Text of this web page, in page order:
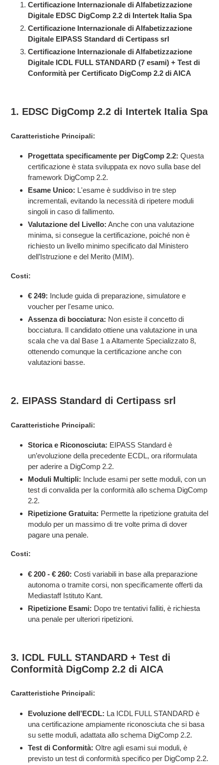
Certificazione Internazionale di Alfabetizzazione
Digitale EDSC DigComp 2.2 di Intertek Italia Spa
Certificazione Internazionale di Alfabetizzazione
Digitale EIPASS Standard di Certipass srl
Certificazione Internazionale di Alfabetizzazione
Digitale ICDL FULL STANDARD (7 esami) + Test di
Conformità per Certificato DigComp 2.2 di AICA
1. EDSC DigComp 2.2 di Intertek Italia Spa
Caratteristiche Principali:
Progettata specificamente per DigComp 2.2: Questa
certificazione è stata sviluppata ex novo sulla base del
framework DigComp 2.2.
Esame Unico: L'esame è suddiviso in tre step
incrementali, evitando la necessità di ripetere moduli
singoli in caso di fallimento.
Valutazione del Livello: Anche con una valutazione
minima, si consegue la certificazione, poiché non è
richiesto un livello minimo specificato dal Ministero
dell’Istruzione e del Merito (MIM).
Costi:
€ 249: Include guida di preparazione, simulatore e
voucher per l'esame unico.
Assenza di bocciatura: Non esiste il concetto di
bocciatura. Il candidato ottiene una valutazione in una
scala che va dal Base 1 a Altamente Specializzato 8,
ottenendo comunque la certificazione anche con
valutazioni basse.
2. EIPASS Standard di Certipass srl
Caratteristiche Principali:
Storica e Riconosciuta: EIPASS Standard è
un’evoluzione della precedente ECDL, ora riformulata
per aderire a DigComp 2.2.
Moduli Multipli: Include esami per sette moduli, con un
test di convalida per la conformità allo schema DigComp
2.2.
Ripetizione Gratuita: Permette la ripetizione gratuita del
modulo per un massimo di tre volte prima di dover
pagare una penale.
Costi:
€ 200 - € 260: Costi variabili in base alla preparazione
autonoma o tramite corsi, non specificamente offerti da
Mediastaff Istituto Kant.
Ripetizione Esami: Dopo tre tentativi falliti, è richiesta
una penale per ulteriori ripetizioni.
3. ICDL FULL STANDARD + Test di
Conformità DigComp 2.2 di AICA
Caratteristiche Principali:
Evoluzione dell’ECDL: La ICDL FULL STANDARD è
una certificazione ampiamente riconosciuta che si basa
su sette moduli, adattata allo schema DigComp 2.2.
Test di Conformità: Oltre agli esami sui moduli, è
previsto un test di conformità specifico per DigComp 2.2.